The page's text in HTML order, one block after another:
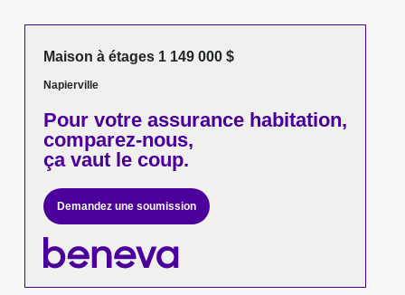
Maison à étages 1 149 000 $
Napierville
Pour votreassurance habitation,
comparez-nous,
ça vaut le coup.
Demandez une soumission